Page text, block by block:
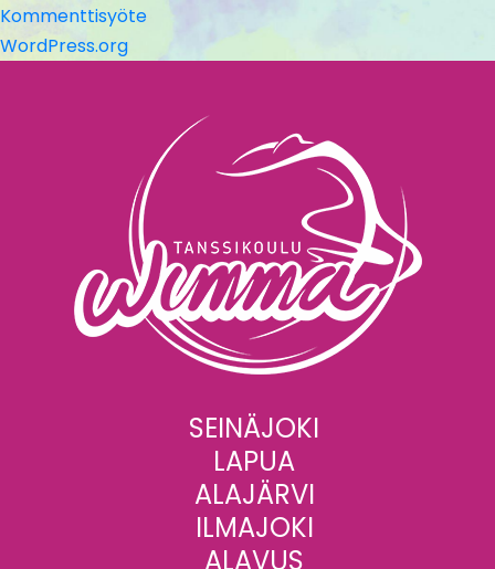
Kommenttisyöte
WordPress.org
SEINÄJOKI
LAPUA
ALAJÄRVI
ILMAJOKI
ALAVUS